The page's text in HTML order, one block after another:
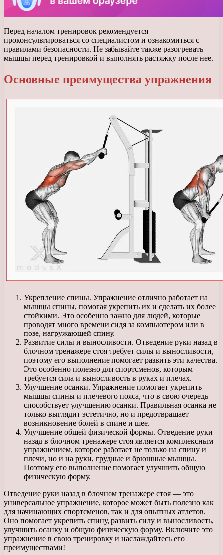
Перед началом тренировок рекомендуется
проконсультироваться со специалистом и ознакомиться с
правилами безопасности. Не забывайте также разогревать
мышцы перед тренировкой и выполнять растяжку после нее.
Основные преимущества упражнения
Укрепление спины. Упражнение отлично работает на
мышцы спины, помогая укрепить их и сделать их более
стойкими. Это особенно важно для людей, которые
проводят много времени сидя за компьютером или в
позе, нагружающей спину.
Развитие силы и выносливости. Отведение руки назад в
блочном тренажере стоя требует силы и выносливости,
поэтому его выполнение помогает развить эти качества.
Это особенно полезно для спортсменов, которым
требуется сила и выносливость в руках и плечах.
Улучшение осанки. Упражнение помогает укрепить
мышцы спины и плечевого пояса, что в свою очередь
способствует улучшению осанки. Правильная осанка не
только выглядит эстетично, но и предотвращает
возникновение болей в спине и шее.
Улучшение общей физической формы. Отведение руки
назад в блочном тренажере стоя является комплексным
упражнением, которое работает не только на спину и
плечи, но и на руки, грудные и брюшные мышцы.
Поэтому его выполнение помогает улучшить общую
физическую форму.
Отведение руки назад в блочном тренажере стоя — это
универсальное упражнение, которое может быть полезно как
для начинающих спортсменов, так и для опытных атлетов.
Оно помогает укрепить спину, развить силу и выносливость,
улучшить осанку и общую физическую форму. Включите это
упражнение в свою тренировку и наслаждайтесь его
преимуществами!